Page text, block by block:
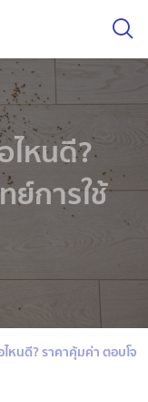
หนดี?
ย์การใช้
นดี? ราคาคุ้มค่า ตอบโจท